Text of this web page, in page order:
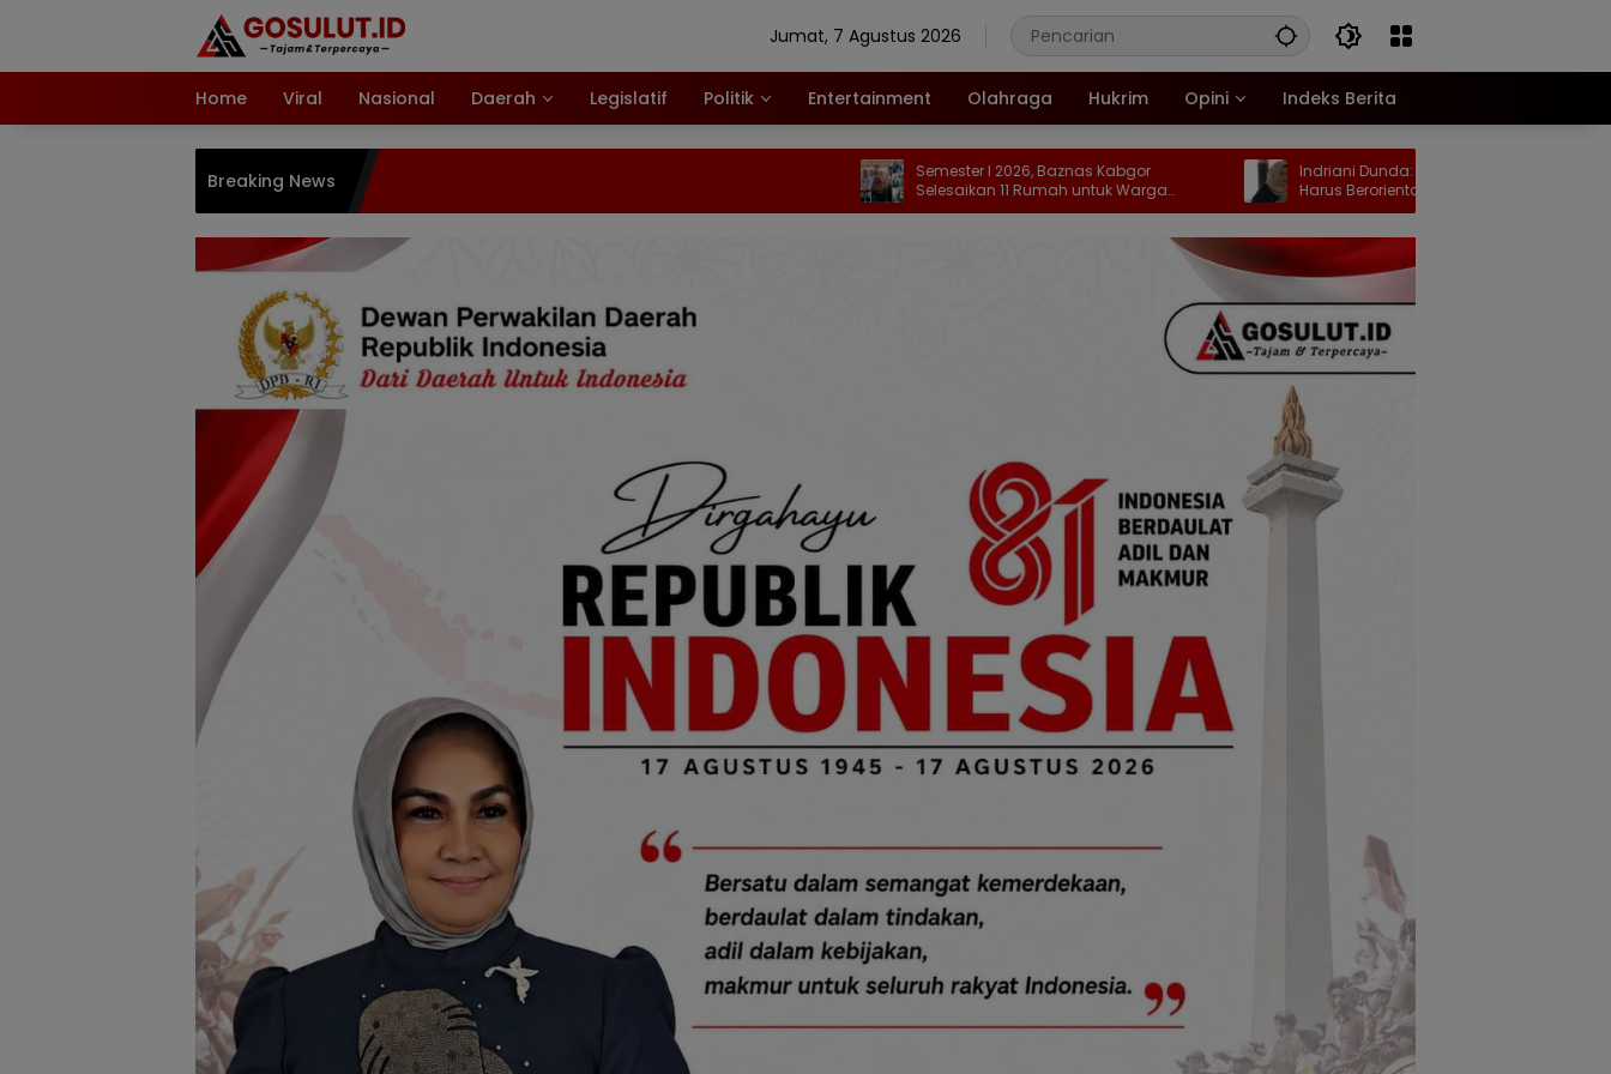
Jumat, 7 Agustus 2026
Home Viral Nasional Daerah Legislatif Politik Entertainment Olahraga Hukrim Opini Indeks Berita
Breaking News
Semester I 2026, Baznas Kabgor
Selesaikan 11 Rumah untuk Warga
Kurang Mampu
Indriani Dunda: Perubahan KUA-PPAS
Harus Berorientasi pada Kebutuhan
Masyarakat